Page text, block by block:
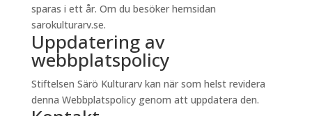
sparas i ett år. Om du besöker hemsidan
sarokulturarv.se.
Uppdatering av
webbplatspolicy
Stiftelsen Särö Kulturarv kan när som helst revidera
denna Webbplatspolicy genom att uppdatera den.